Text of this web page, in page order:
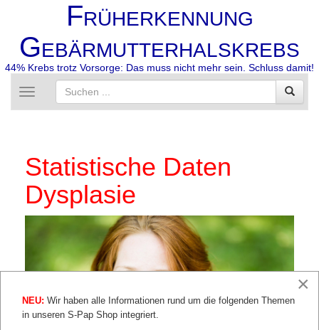
FRÜHERKENNUNG
GEBÄRMUTTERHALSKREBS
44% Krebs trotz Vorsorge: Das muss nicht mehr sein. Schluss damit!
Toggle
navigation
Statistische Daten
Dysplasie
×
NEU: Wir haben alle Informationen rund um die folgenden Themen
in unseren S-Pap Shop integriert.